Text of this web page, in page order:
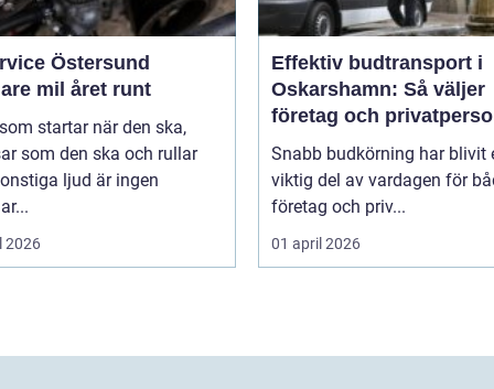
Östersund
mil året runt
startar när den ska,
som den ska och rullar
ljud är ingen
2026
Effektiv budtransport i
Oskarshamn: Så väljer
företag och
rätt lösning
Snabb budkörning har blivit
viktig del av vardagen för
företag och priv...
01 april 2026